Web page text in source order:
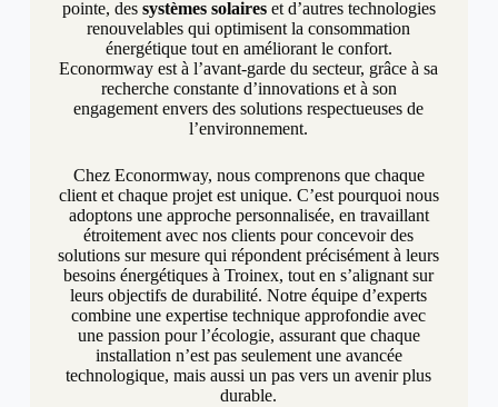
pointe, des systèmes solaireset d’autres technologies
renouvelables qui optimisent la consommation
énergétique tout en améliorant le confort.
Econormway est à l’avant-garde du secteur, grâce à sa
recherche constante d’innovations et à son
engagement envers des solutions respectueuses de
l’environnement.
Chez Econormway, nous comprenons que chaque
client et chaque projet est unique. C’est pourquoi nous
adoptons une approche personnalisée, en travaillant
étroitement avec nos clients pour concevoir des
solutions sur mesure qui répondent précisément à leurs
besoins énergétiques à Troinex, tout en s’alignant sur
leurs objectifs de durabilité. Notre équipe d’experts
combine une expertise technique approfondie avec
une passion pour l’écologie, assurant que chaque
installation n’est pas seulement une avancée
technologique, mais aussi un pas vers un avenir plus
durable.